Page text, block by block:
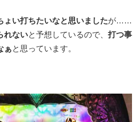
ょい打ちたいなと思いましたが……
れないと予想しているので、 打つ事
ぁと思っています。